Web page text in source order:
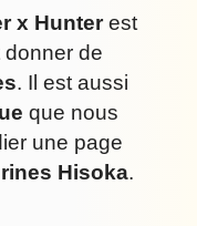
x Hunterest
donner de
. Il est aussi
que nous
une page
Hisoka.